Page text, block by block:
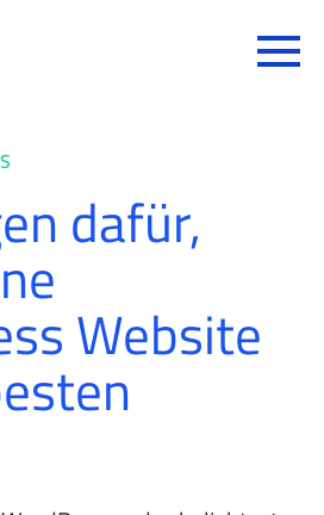
Toggle
Website